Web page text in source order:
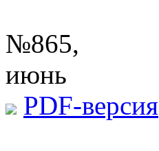
№865,
июнь
PDF-версия